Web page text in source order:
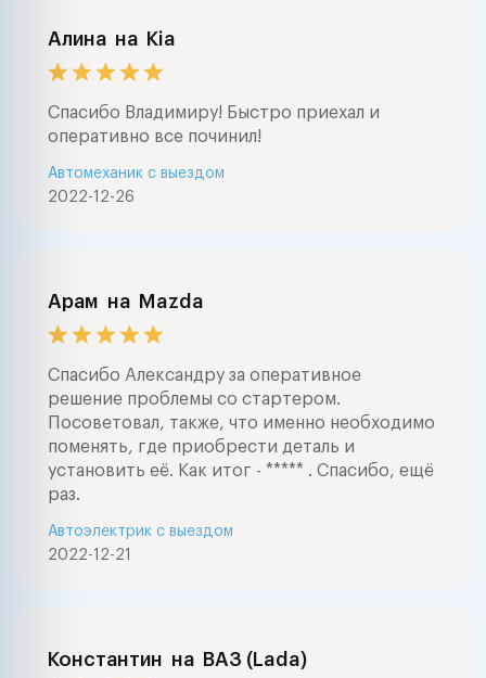
Алина на Kia
Спасибо Владимиру! Быстро приехал и
оперативно все починил!
2022-12-26
Автомеханик с выездом
Арам на Mazda
Спасибо Александру за оперативное
решение проблемы со стартером.
Посоветовал, также, что именно необходимо
поменять, где приобрести деталь и
установить её. Как итог - ***** . Спасибо, ещё
раз.
2022-12-21
Автоэлектрик с выездом
Константин на ВАЗ (Lada)